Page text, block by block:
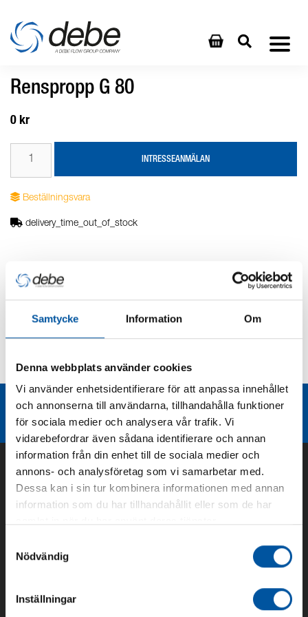
Samtycke Information Om
Denna webbplats använder cookies
Vi använder enhetsidentifierare för att anpassa innehållet
och annonserna till användarna, tillhandahålla funktioner
för sociala medier och analysera vår trafik. Vi
vidarebefordrar även sådana identifierare och annan
information från din enhet till de sociala medier och
annons- och analysföretag som vi samarbetar med.
Dessa kan i sin tur kombinera informationen med annan
information som du har tillhandahållit eller som de har
Nödvändig
Inställningar
Renspropp G 80
0 kr
INTRESSEANMÄLAN
Beställningsvara
delivery_time_out_of_stock
Produktbeskrivning
Teknisk dokumentation
Liknande produktgrupper
Om oss